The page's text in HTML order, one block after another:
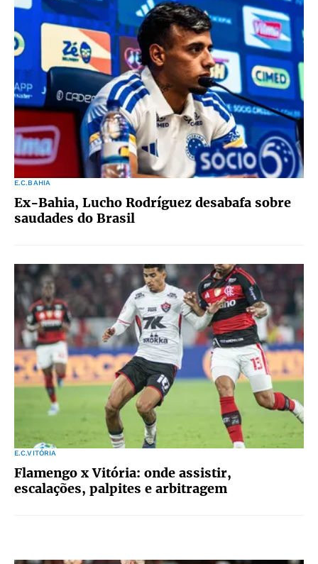
E.C.BAHIA
Ex-Bahia, Lucho Rodríguez desabafa sobre
saudades do Brasil
E.C.VITÓRIA
Flamengo x Vitória: onde assistir,
escalações, palpites e arbitragem